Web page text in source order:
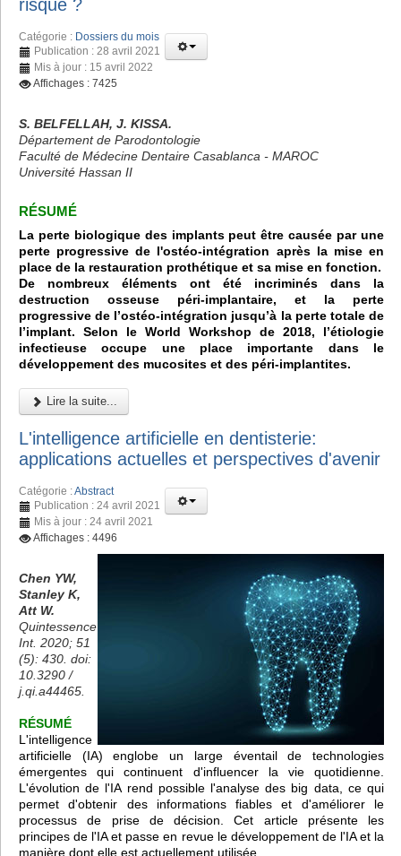
risque ?
Catégorie : Dossiers du mois
Publication : 28 avril 2021
Mis à jour : 15 avril 2022
Affichages : 7425
S. BELFELLAH, J. KISSA.
Département de Parodontologie
Faculté de Médecine Dentaire Casablanca - MAROC
Université Hassan II
RÉSUMÉ
La perte biologique des implants peut être causée par une
perte progressive de l'ostéo-intégration après la mise en
place de la restauration prothétique et sa mise en fonction.
De nombreux éléments ont été incriminés dans la
destruction osseuse péri-implantaire, et la perte
progressive de l’ostéo-intégration jusqu’à la perte totale de
l’implant. Selon le World Workshop de 2018, l’étiologie
infectieuse occupe une place importante dans le
développement des mucosites et des péri-implantites.
Lire la suite...
L'intelligence artificielle en dentisterie:
applications actuelles et perspectives d'avenir
Catégorie :Abstract
Publication : 24 avril 2021
Mis à jour : 24 avril 2021
Affichages : 4496
Chen YW,
Stanley K,
Att W.
Quintessence
Int. 2020; 51
(5): 430. doi:
10.3290 /
j.qi.a44465.
RÉSUMÉ
L'intelligence
artificielle (IA) englobe un large éventail de technologies
émergentes qui continuent d'influencer la vie quotidienne.
L'évolution de l'IA rend possible l'analyse des big data, ce qui
permet d'obtenir des informations fiables et d'améliorer le
processus de prise de décision. Cet article présente les
principes de l'IA et passe en revue le développement de l'IA et la
manière dont elle est actuellement utilisée.